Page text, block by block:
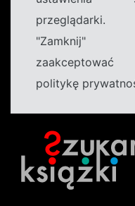
przeglądarki.
"Zamknij"
zaakceptować
politykę